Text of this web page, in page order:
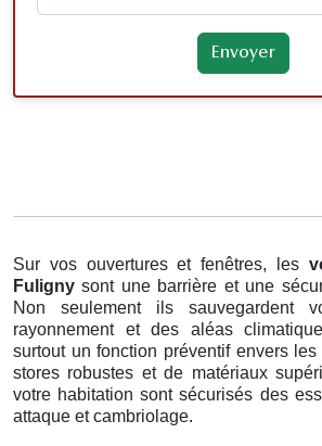
Sur vos ouvertures et fenêtres, les
Fulignysont une barrière et une
Non seulement ils sauvegardent
rayonnement et des aléas
surtout un fonction préventif envers
stores robustes et de matériaux
votre habitation sont sécurisés des
attaque et cambriolage.